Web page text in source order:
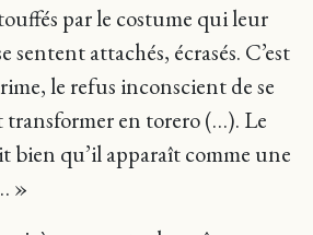
par le costume qui leur
sentent attachés, écrasés. C’est
le refus inconscient de se
transformer en torero (…). Le
bien qu’il apparaît comme une
»